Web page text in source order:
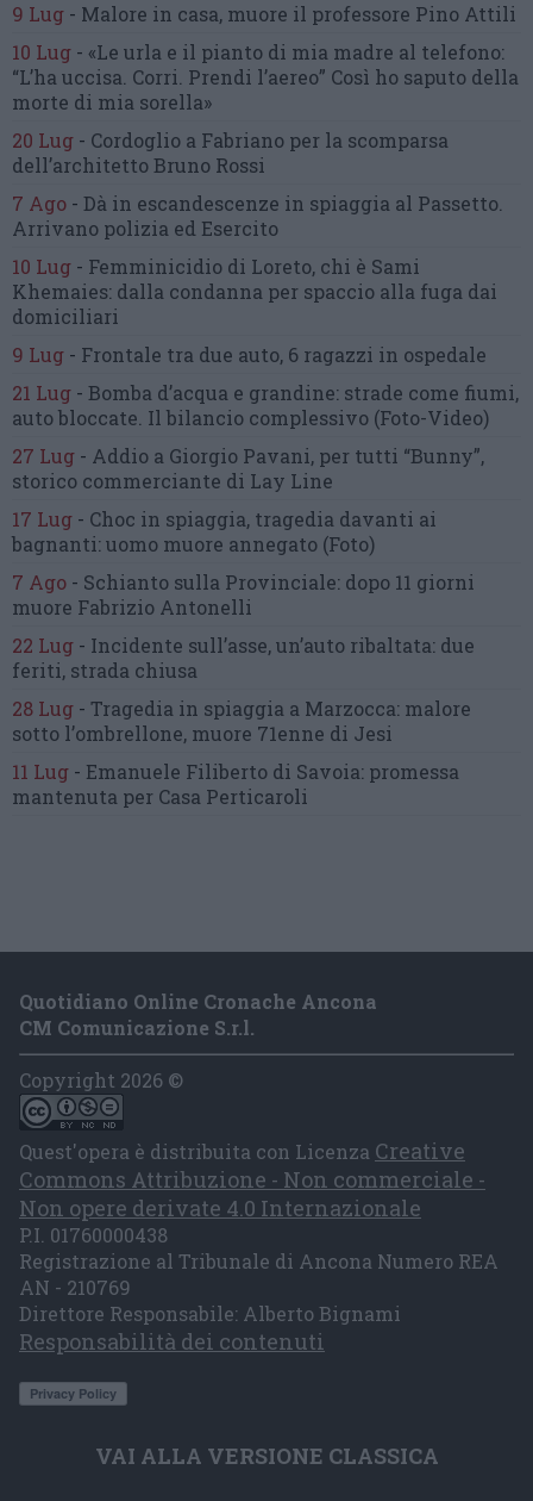
9 Lug - Malore in casa, muore il professore Pino Attili
10 Lug - «Le urla e il pianto di mia madre al telefono:
“L’ha uccisa. Corri. Prendi l’aereo” Così ho saputo della
morte di mia sorella»
20 Lug - Cordoglio a Fabriano per la scomparsa
dell’architetto Bruno Rossi
7 Ago - Dà in escandescenze in spiaggia al Passetto.
Arrivano polizia ed Esercito
10 Lug - Femminicidio di Loreto, chi è Sami
Khemaies: dalla condanna per spaccio alla fuga dai
domiciliari
9 Lug - Frontale tra due auto, 6 ragazzi in ospedale
21 Lug - Bomba d’acqua e grandine: strade come fiumi,
auto bloccate. Il bilancio complessivo (Foto-Video)
27 Lug - Addio a Giorgio Pavani, per tutti “Bunny”,
storico commerciante di Lay Line
17 Lug - Choc in spiaggia, tragedia davanti ai
bagnanti:uomo muore annegato (Foto)
7 Ago - Schianto sulla Provinciale: dopo 11 giorni
muore Fabrizio Antonelli
22 Lug - Incidente sull’asse, un’auto ribaltata: due
feriti, strada chiusa
28 Lug - Tragedia in spiaggia a Marzocca: malore
sotto l’ombrellone, muore 71enne di Jesi
11 Lug - Emanuele Filiberto di Savoia: promessa
mantenuta per Casa Perticaroli
Quotidiano Online Cronache Ancona
CM Comunicazione S.r.l.
Copyright 2026 ©
Quest'opera è distribuita con Licenza Creative
Commons Attribuzione - Non commerciale -
Non opere derivate 4.0 Internazionale
P.I. 01760000438
Registrazione al Tribunale di Ancona Numero REA
AN - 210769
Direttore Responsabile: Alberto Bignami
Responsabilità dei contenuti
VAI ALLA VERSIONE CLASSICA